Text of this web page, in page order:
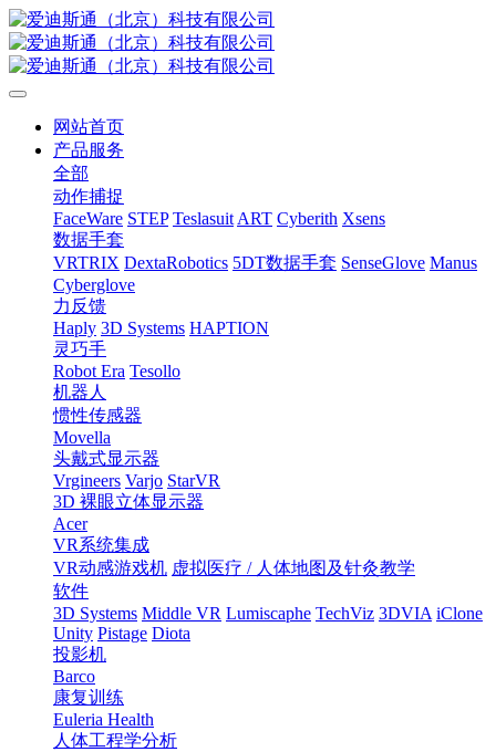
网站首页
产品服务
全部
动作捕捉
FaceWare STEP Teslasuit ART Cyberith Xsens
数据手套
VRTRIX DextaRobotics 5DT数据手套 SenseGlove Manus
Cyberglove
力反馈
Haply 3D Systems HAPTION
灵巧手
Robot Era Tesollo
机器人
惯性传感器
Movella
头戴式显示器
Vrgineers Varjo StarVR
3D 裸眼立体显示器
Acer
VR系统集成
VR动感游戏机 虚拟医疗 / 人体地图及针灸教学
软件
3D Systems Middle VR Lumiscaphe TechViz 3DVIA iClone
Unity Pistage Diota
投影机
Barco
康复训练
Euleria Health
人体工程学分析